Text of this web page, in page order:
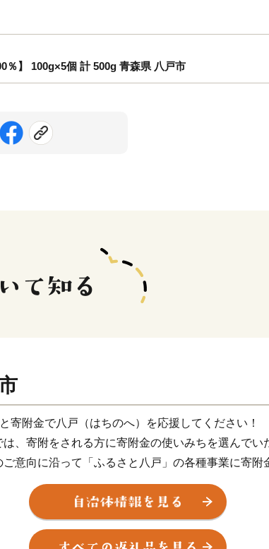
％】 100g×5個 計 500g 青森県 八戸市
寄附金で八戸（はちのへ）を応援してください！
は、寄附をされる方に寄附金の使いみちを選んでい
ご意向に沿って「ふるさと八戸」の各種事業に寄附
ります。
平成29年1月に中核市へ移行しました。
ある魅力的なまちを目指し、さらなる発展へ向けて
さと八戸」へのあたたかいご支援をお願いいたしま